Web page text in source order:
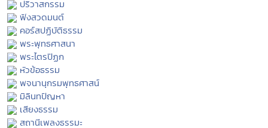
ปริวาสกรรม
ฟังสวดมนต์
คอร์สปฏิบัติธรรม
พระพุทธศาสนา
พระไตรปิฏก
หัวข้อธรรม
พจนานุกรมพุทธศาสน์
มิลินทปัญหา
เสียงธรรม
สถานีเพลงธรรมะ